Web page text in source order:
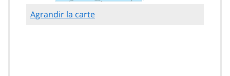
Agrandir la carte